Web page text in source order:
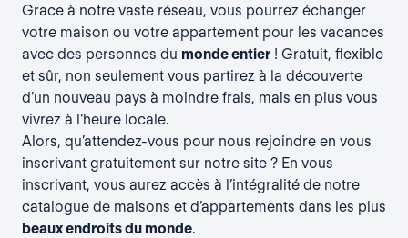
Grace à notre vaste réseau, vous pourrez échanger
votre maison ou votre appartement pour les vacances
avec des personnes du monde entier ! Gratuit, flexible
et sûr, non seulement vous partirez à la découverte
d’un nouveau pays à moindre frais, mais en plus vous
vivrez à l’heure locale.
Alors, qu’attendez-vous pour nous rejoindre en vous
inscrivant gratuitement sur notre site ? En vous
inscrivant, vous aurez accès à l’intégralité de notre
catalogue de maisons et d’appartements dans les plus
beaux endroits du monde.